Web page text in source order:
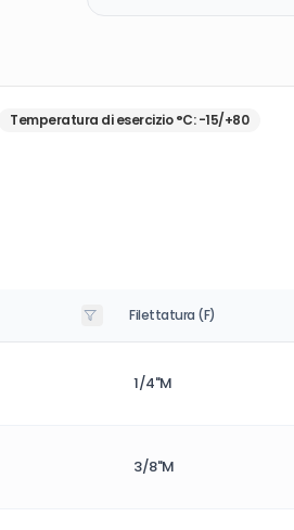
Temperatura di esercizio °C:-15/+80
Filettatura (F)
1/4"M
3/8"M